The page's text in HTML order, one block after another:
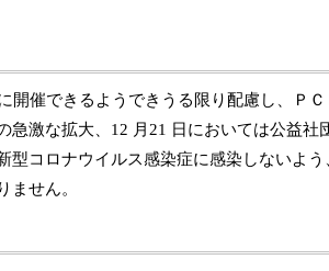
開催できるようできうる限り配慮し、Ｐ
激な拡大、 12 月 21
日においては公益社
コロナウイルス感染症に感染しないよ
ません。